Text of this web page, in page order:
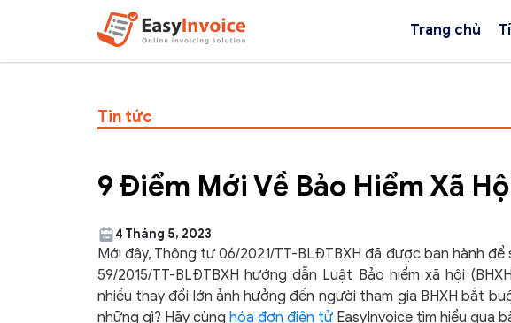
Trang chủ
Tin tức
9 Điểm Mới Về Bảo Hiểm Xã
4 Tháng 5, 2023
Mới đây, Thông tư 06/2021/TT-BLĐTBXH đã được ban hành
59/2015/TT-BLĐTBXH hướng dẫn Luật Bảo hiểm xã hội
nhiều thay đổi lớn ảnh hưởng đến người tham gia BHXH bắt
những gì? Hãy cùng hóa đơn điện tửEasyInvoice tìm hiểu qua